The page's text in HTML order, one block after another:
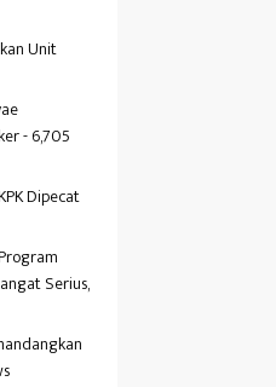
Unit
- 6,705
Dipecat
Serius,